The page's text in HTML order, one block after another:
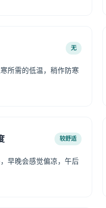
无
所需的低温，稍作防寒
较舒适
早晚会感觉偏凉，午后